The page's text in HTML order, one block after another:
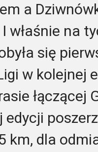
a
właśnie na
się
w kolejnej
łączącej
edycji
km, dla